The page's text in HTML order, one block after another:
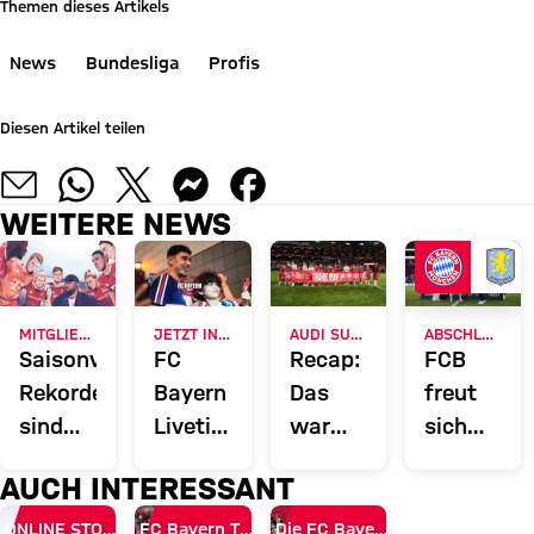
Themen dieses Artikels
News Bundesliga Profis
Diesen Artikel teilen
WEITERE NEWS
Saisonvorschau:
Rekorde
sind
Brechen
da
FC
Bayern
Liveticker:
Infos
rund
Recap:
Das
war
des FC
FCB
freut
sich
AUCH INTERESSANT
ONLINE STORE FC Bayern TV PLUS Die FC Bayern Apps